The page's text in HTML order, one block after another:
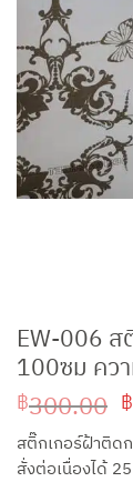
EW-006 ส
100ซม คว
฿300.00 ฿
สติ๊กเกอร์ฝ้าติด
สั่งต่อเนื่องได้